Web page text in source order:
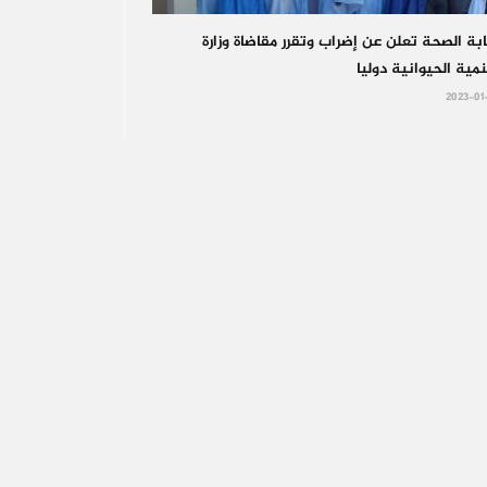
الصحة تعلن عن إضراب وتقرر مقاضاة وزارة
الحيوانية دوليا
2023-